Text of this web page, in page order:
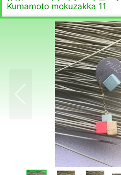
Kumamoto mokuzakka 11